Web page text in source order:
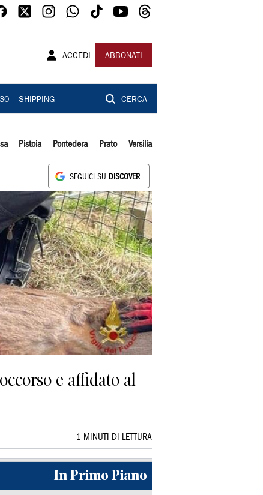
ACCEDI ABBONATI
SHIPPING CERCA
Pistoia Pontedera Prato Versilia
SEGUICI SU DISCOVER
e affidato al
1 MINUTI DI LETTURA
In Primo Piano